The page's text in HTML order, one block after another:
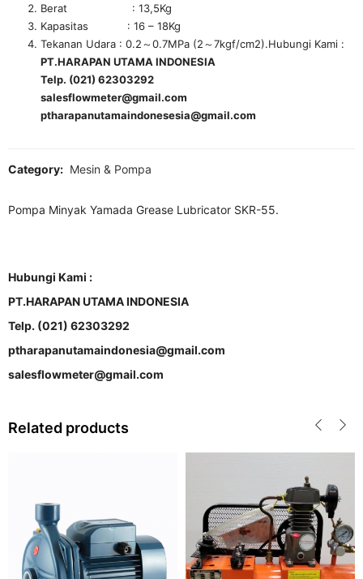
Berat : 13,5Kg
Kapasitas : 16 – 18Kg
Tekanan Udara : 0.2～0.7MPa (2～7kgf/cm2).Hubungi Kami :
PT.HARAPAN UTAMA INDONESIA
Telp. (021) 62303292
salesflowmeter@gmail.com
ptharapanutamaindonesesia@gmail.com
Category: Mesin & Pompa
Pompa Minyak Yamada Grease Lubricator SKR-55.
Hubungi Kami :
PT.HARAPAN UTAMA INDONESIA
Telp. (021) 62303292
ptharapanutamaindonesia@gmail.com
salesflowmeter@gmail.com
Related products